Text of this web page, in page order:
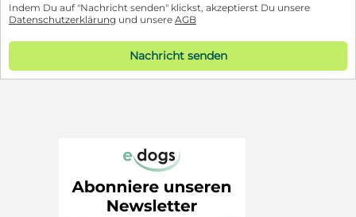
Indem Du auf "Nachricht senden" klickst, akzeptierst Du unsere
Datenschutzerklärung und unsere AGB
Nachricht senden